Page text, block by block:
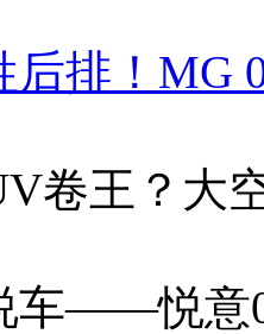
后排！MG
卷王？
车——悦意